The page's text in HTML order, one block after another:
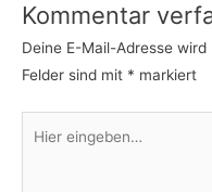
Kommentar
Deine E-Mail-Adresse
Felder sind mit * markiert
eingeben…